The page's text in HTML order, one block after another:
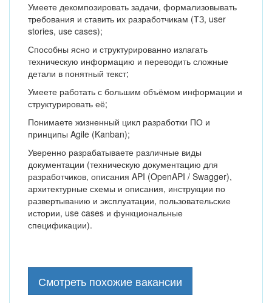
Умеете декомпозировать задачи, формализовывать
требования и ставить их разработчикам (ТЗ, user
stories, use cases);
Способны ясно и структурированно излагать
техническую информацию и переводить сложные
детали в понятный текст;
Умеете работать с большим объёмом информации и
структурировать её;
Понимаете жизненный цикл разработки ПО и
принципы Agile (Kanban);
Уверенно разрабатываете различные виды
документации (техническую документацию для
разработчиков, описания API (OpenAPI / Swagger),
архитектурные схемы и описания, инструкции по
развертыванию и эксплуатации, пользовательские
истории, use cases и функциональные
спецификации).
Смотреть похожие вакансии